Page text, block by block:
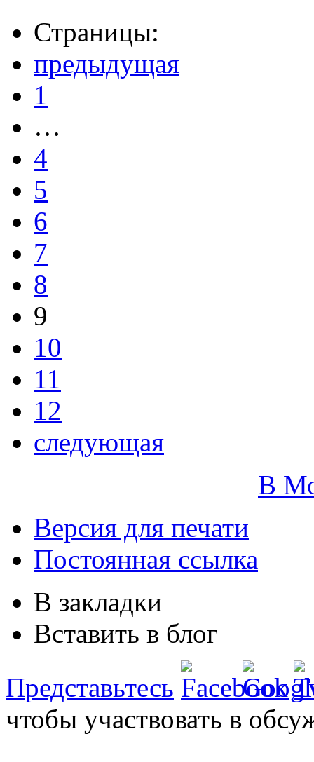
Страницы:
предыдущая
1
…
4
5
6
7
8
9
10
11
12
следующая
В
Версия для печати
Постоянная ссылка
В закладки
Вставить в блог
Представьтесь
чтобы участвовать в